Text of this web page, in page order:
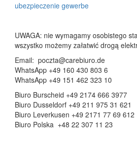
ubezpieczenie gewerbe
UWAGA: nie wymagamy osobistego
wszystko możemy załatwić drogą
Email: poczta@carebiuro.de
WhatsApp +49 160 430 803 6
WhatsApp +49 151 462 323 10
Biuro Burscheid +49 2174 666 3977
Biuro Dusseldorf +49 211 975 31 621
Biuro Leverkusen +49 2171 77 69 612
Biuro Polska +48 22 307 11 23